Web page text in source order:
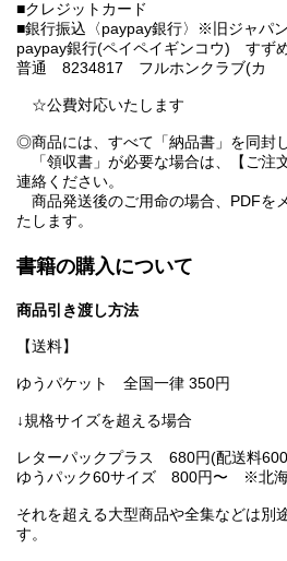
■クレジットカード
■銀行振込〈paypay銀行〉※旧ジャパ
paypay銀行(ペイペイギンコウ) すず
普通 8234817 フルホンクラブ(カ
☆公費対応いたします
◎商品には、すべて「納品書」を同封
「領収書」が必要な場合は、【ご注
連絡ください。
商品発送後のご用命の場合、PDFを
たします。
書籍の購入について
商品引き渡し方法
【送料】
ゆうパケット 全国一律 350円
↓規格サイズを超える場合
レターパックプラス 680円(配送料
ゆうパック60サイズ 800円〜 ※北海
それを超える大型商品や全集などは別
す。